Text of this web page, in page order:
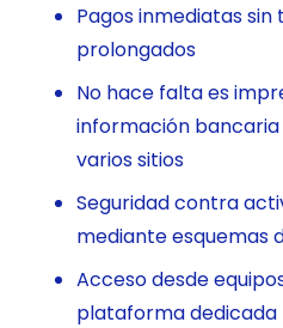
Pagos inmediatas
prolongados
No hace falta es
información
varios sitios
Seguridad contra
mediante esquemas
Acceso desde
plataforma dedicada